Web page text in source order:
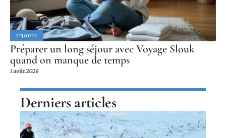
SÉJOURS
Préparer un long séjour avec Voyage Slouk
quand on manque de temps
1 août 2026
Derniers articles